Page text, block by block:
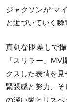
ジャクソンが“マ
と近づいていく瞬
真剣な眼差しで
「スリラー」
クスした表情を
緊張感と努力、
の深い愛とリス